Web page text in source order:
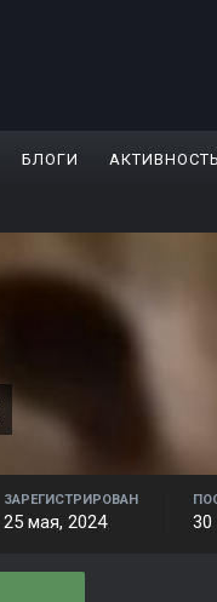
БЛОГИ АКТИВНОСТЬ
ЗАРЕГИСТРИРОВАН
25 мая, 2024 30